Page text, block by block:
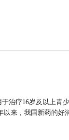
治疗16岁及以上青
来，我国新药的好